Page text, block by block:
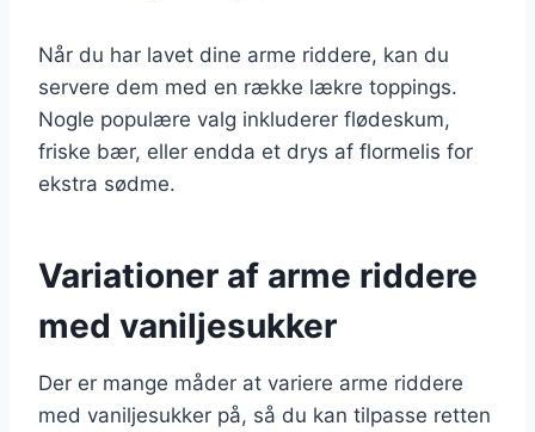
Når du har lavet dine arme riddere, kan du
servere dem med en række lækre toppings.
Nogle populære valg inkluderer flødeskum,
friske bær, eller endda et drys af flormelis for
ekstra sødme.
Variationer af arme riddere
med vaniljesukker
Der er mange måder at variere arme riddere
med vaniljesukker på, så du kan tilpasse retten